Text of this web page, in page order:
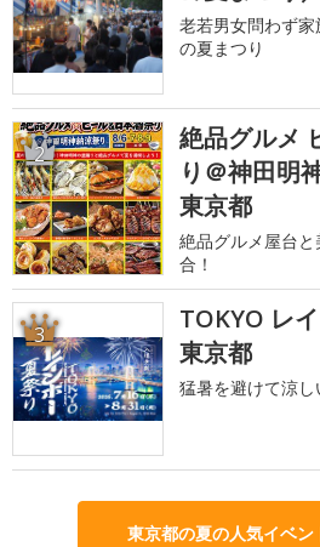
老若男女問わず
の夏まつり
2
絶品グルメ
り＠神田明
東京都
絶品グルメ屋台
合！
3
TOKYO レ
東京都
猛暑を避けて涼し
東京都の夏の人気イベン